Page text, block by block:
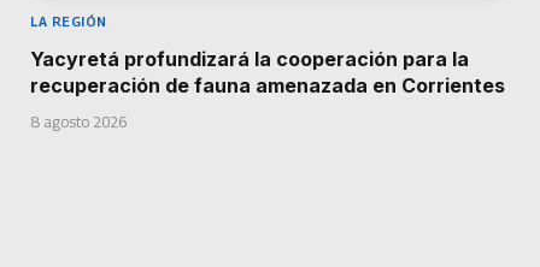
LA REGIÓN
Yacyretá profundizará la cooperación para la
recuperación de fauna amenazada en Corrientes
8 agosto 2026